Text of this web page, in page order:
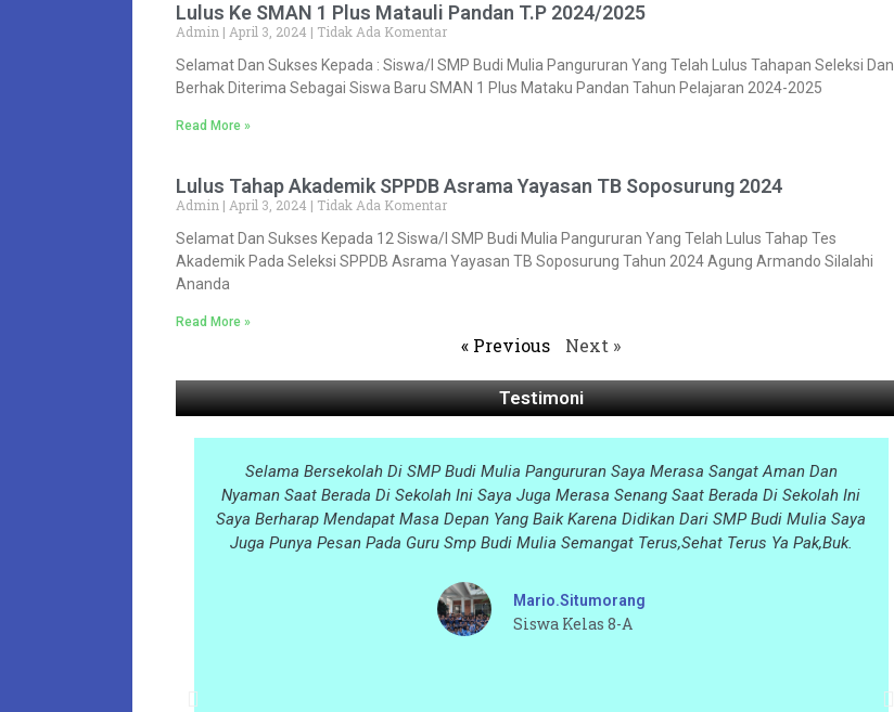
Lulus Ke SMAN 1 Plus Matauli Pandan T.P 2024/2025
Admin April 3, 2024
Tidak Ada Komentar
Selamat Dan Sukses Kepada : Siswa/i SMP Budi Mulia Pangururan Yang Telah Lulus Tahapan Seleksi Dan
Berhak Diterima Sebagai Siswa Baru SMAN 1 Plus Mataku Pandan Tahun Pelajaran 2024-2025
Read More »
Lulus Tahap Akademik SPPDB Asrama Yayasan TB Soposurung 2024
Admin April 3, 2024
Tidak Ada Komentar
Selamat Dan Sukses Kepada 12 Siswa/i SMP Budi Mulia Pangururan Yang Telah Lulus Tahap Tes
Akademik Pada Seleksi SPPDB Asrama Yayasan TB Soposurung Tahun 2024 Agung Armando Silalahi
⁠Ananda
Read More »
« Previous Next »
Testimoni
Selama Bersekolah Di SMP Budi Mulia Pangururan Saya Merasa Sangat Aman Dan
Nyaman Saat Berada Di Sekolah Ini Saya Juga Merasa Senang Saat Berada Di Sekolah Ini
Saya Berharap Mendapat Masa Depan Yang Baik Karena Didikan Dari SMP Budi Mulia Saya
Juga Punya Pesan Pada Guru Smp Budi Mulia Semangat Terus,sehat Terus Ya Pak,buk.
Mario.situmorang
Siswa Kelas 8-A